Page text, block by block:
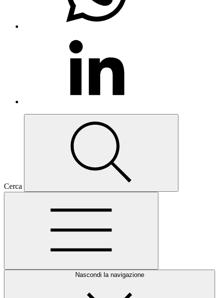
Cerca
Nascondi la navigazione